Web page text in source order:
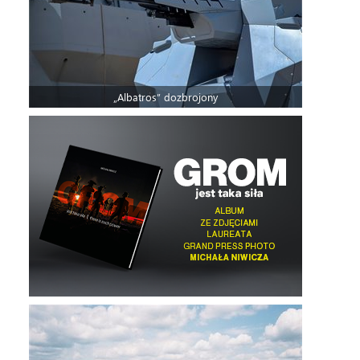
„Albatros” dozbrojony